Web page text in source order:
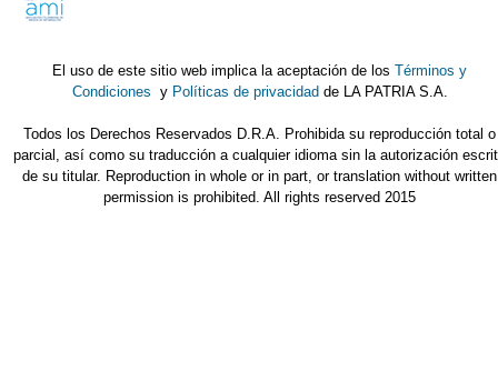
El uso de este sitio web implica la aceptación de losTérminos y
Condiciones y Políticas de privacidad de LA PATRIA S.A.
Todos los Derechos Reservados D.R.A. Prohibida su reproducción total o
parcial, así como su traducción a cualquier idioma sin la autorización
de su titular. Reproduction in whole or in part, or translation without written
permission is prohibited. All rights reserved 2015